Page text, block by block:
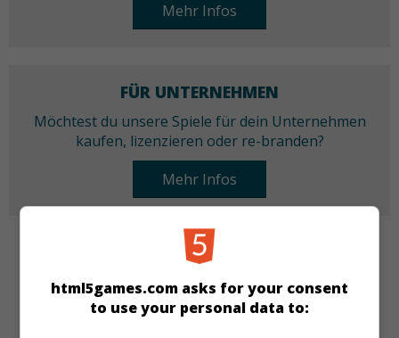
Mehr Infos
FÜR UNTERNEHMEN
Möchtest du unsere Spiele für dein Unternehmen
kaufen, lizenzieren oder re-branden?
Mehr Infos
KATEGORIEN
Arcade
html5games.com asks for your consent
to use your personal data to: